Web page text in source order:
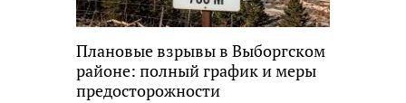
Плановые взрывы в Выборгском
районе: полный график и меры
предосторожности